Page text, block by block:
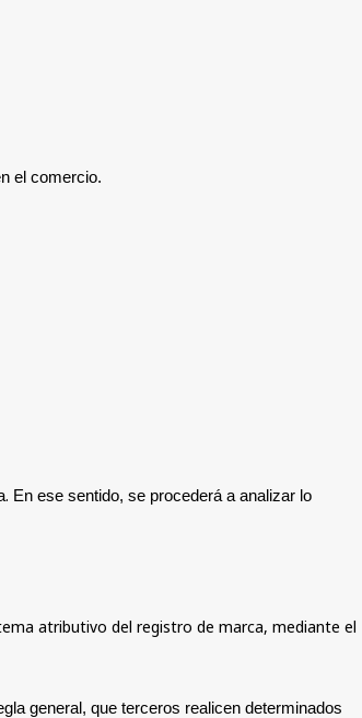
el comercio.
. En ese sentido, se procederá a analizar lo
atributivo del registro de marca, mediante el
general, que terceros realicen determinados